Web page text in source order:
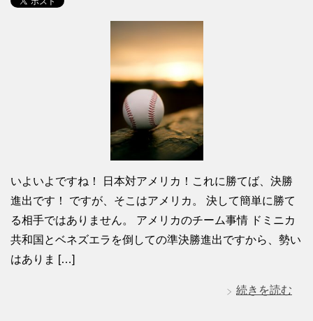
いよいよですね！ 日本対アメリカ！これに勝てば、決勝
進出です！ ですが、そこはアメリカ。 決して簡単に勝て
る相手ではありません。 アメリカのチーム事情 ドミニカ
共和国とベネズエラを倒しての準決勝進出ですから、勢い
はありま […]
続きを読む